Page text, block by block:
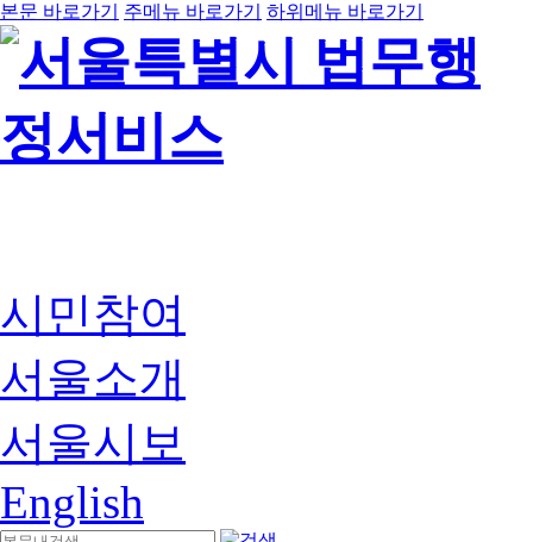
본문 바로가기 주메뉴 바로가기 하위메뉴 바로가기
시민참여
서울소개
서울시보
English